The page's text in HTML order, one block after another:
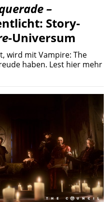
–
Story-
-Universum
wird mit Vampire: The
haben. Lest hier mehr